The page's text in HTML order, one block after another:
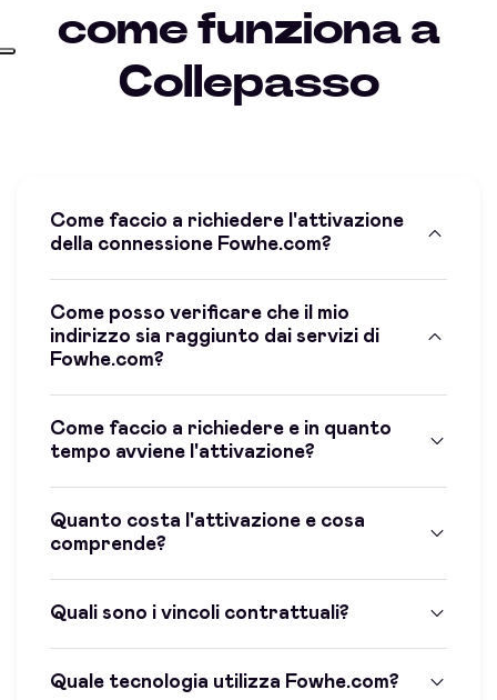
come funziona a
Collepasso
Come faccio a richiedere l'attivazione
della connessione Fowhe.com?
Come posso verificare che il mio
indirizzo sia raggiunto dai servizi di
Fowhe.com?
Come faccio a richiedere e in quanto
tempo avviene l'attivazione?
Quanto costa l'attivazione e cosa
comprende?
Quali sono i vincoli contrattuali?
Quale tecnologia utilizza Fowhe.com?